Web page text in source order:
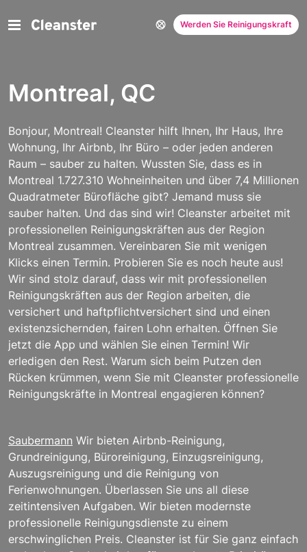
Werden Sie Reinigungskraft
Montreal, QC
Bonjour, Montreal! Cleanster hilft Ihnen, Ihr Haus, Ihre
Wohnung, Ihr Airbnb, Ihr Büro – oder jeden anderen
Raum – sauber zu halten. Wussten Sie, dass es in
Montreal 1.727.310 Wohneinheiten und über 7,4 Millionen
Quadratmeter Bürofläche gibt? Jemand muss sie
sauber halten. Und das sind wir! Cleanster arbeitet mit
professionellen Reinigungskräften aus der Region
Montreal zusammen. Vereinbaren Sie mit wenigen
Klicks einen Termin. Probieren Sie es noch heute aus!
Wir sind stolz darauf, dass wir mit professionellen
Reinigungskräften aus der Region arbeiten, die
versichert und haftpflichtversichert sind und einen
existenzsichernden, fairen Lohn erhalten. Öffnen Sie
jetzt die App und wählen Sie einen Termin! Wir
erledigen den Rest. Warum sich beim Putzen den
Rücken krümmen, wenn Sie mit Cleanster professionelle
Reinigungskräfte in Montreal engagieren können?
Saubermann Wir bieten Airbnb-Reinigung,
Grundreinigung, Büroreinigung, Einzugsreinigung,
Auszugsreinigung und die Reinigung von
Ferienwohnungen. Überlassen Sie uns all diese
zeitintensiven Aufgaben. Wir bieten modernste
professionelle Reinigungsdienste zu einem
erschwinglichen Preis. Cleanster ist für Sie ganz einfach